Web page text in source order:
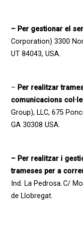
– Per gestionar el
Corporation) 3300
UT 84043, USA.
– Per realitzar
comunicacions
Group), LLC, 675
GA 30308 USA.
– Per realitzar i
trameses per a
Ind. La Pedrosa. C/
de Llobregat.